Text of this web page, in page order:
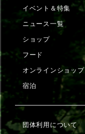
イベント＆特集
ニュース一覧
ショップ
フード
オンラインショップ
宿泊
団体利用について